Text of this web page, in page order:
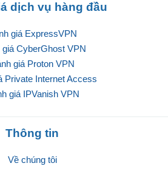
dịch vụ hàng đầu
giá ExpressVPN
CyberGhost VPN
giá Proton VPN
Private Internet Access
giá IPVanish VPN
Thông tin
Về chúng tôi